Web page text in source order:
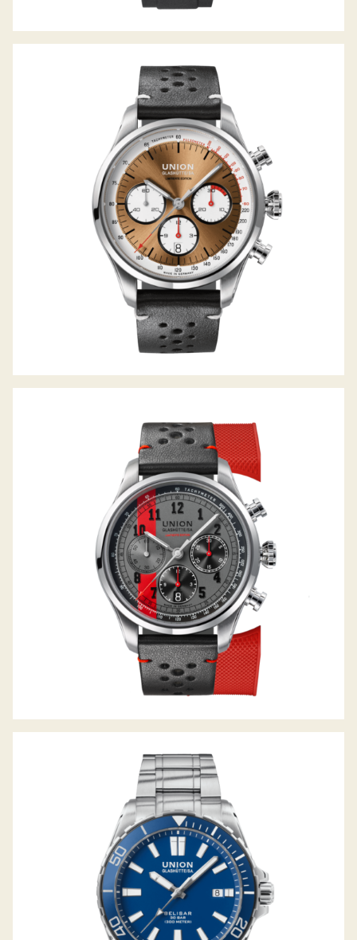
BELISAR CHRONOGRAPH SILVRETTA
CLASSIC 2024 LIMITED EDITION
BELISAR CHRONOGRAPH SPEEDSTER
LIMITED EDITION 2024
BELISAR DATUM SPORT PRO